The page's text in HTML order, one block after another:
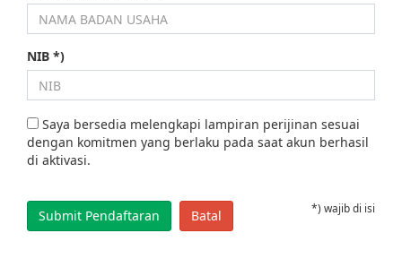
NIB *)
Saya bersedia melengkapi lampiran perijinan sesuai
dengan komitmen yang berlaku pada saat akun berhasil
di aktivasi.
Batal *) wajib di isi